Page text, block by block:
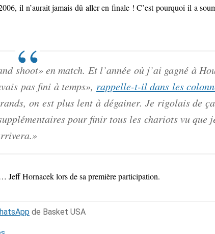
il n’aurait jamais dû aller en finale ! C’est pourquoi il a
shoot» en match. Et l’année où j’ai gagné à
pas fini à temps», rappelle-t-il dans les
on est plus lent à dégainer. Je rigolais de
pour finir tous les chariots vu que
Jeff Hornacek lors de sa première participation.
de Basket USA